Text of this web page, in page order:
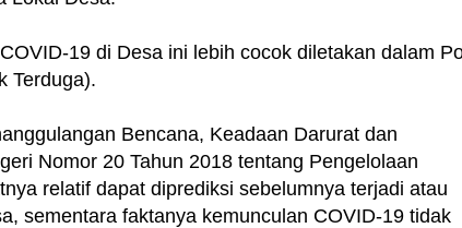
19 di Desa ini lebih cocok diletakan dalam
Terduga).
Bencana, Keadaan Darurat dan
Nomor 20 Tahun 2018 tentang Pengelolaan
relatif dapat diprediksi sebelumnya terjadi atau
sementara faktanya kemunculan COVID-19 tidak